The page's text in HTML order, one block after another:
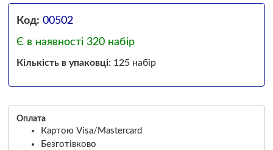
Код: 00502
Є в наявності 320 набір
Кількість в упаковці:125 набір
Оплата
Картою Visa/Mastercard
Безготівково